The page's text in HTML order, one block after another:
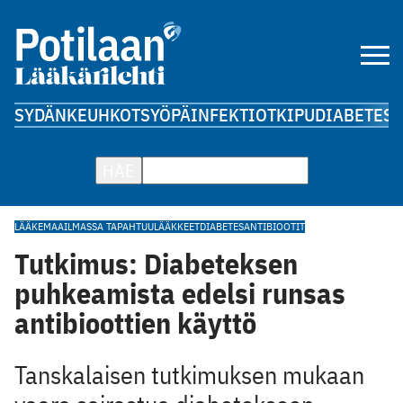
SYDÄNKEUHKOTSYÖPÄINFEKTIOTKIPUDIABETES
LÄÄKEMAAILMASSA TAPAHTUULÄÄKKEETDIABETESANTIBIOOTIT
Tutkimus: Diabeteksen
puhkeamista edelsi runsas
antibioottien käyttö
Tanskalaisen tutkimuksen mukaan